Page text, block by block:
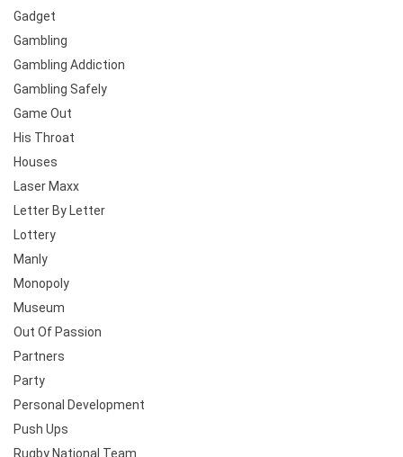
Gadget
Gambling
Gambling Addiction
Gambling Safely
Game Out
His Throat
Houses
Laser Maxx
Letter By Letter
Lottery
Manly
Monopoly
Museum
Out Of Passion
Partners
Party
Personal Development
Push Ups
Rugby National Team